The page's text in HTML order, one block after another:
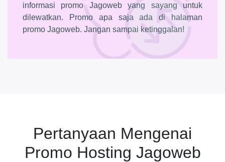
informasi promo Jagoweb yang sayang untuk
dilewatkan. Promo apa saja ada di halaman
promo Jagoweb. Jangan sampai ketinggalan!
Pertanyaan Mengenai
Promo Hosting Jagoweb